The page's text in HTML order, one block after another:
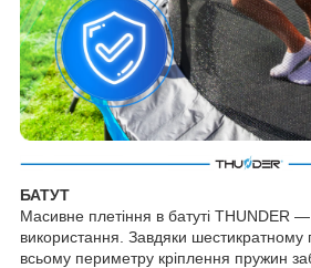
БАТУТ
Масивне плетіння в батуті THUNDER —
використання. Завдяки
всьому периметру кріплення пружин